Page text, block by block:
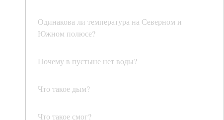
Одинакова ли температура на Северном и
Южном полюсе?
Почему в пустыне нет воды?
Что такое дым?
Что такое смог?